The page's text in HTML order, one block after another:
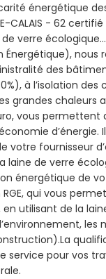
énergétique
- 62 certifié
verre
Énergétique), nous
des
à l’isolation des
grandes chaleurs
vous
d’énergie.
votre fournisseur
de verre
énergétique de
qui vous
en utilisant de la
les
service pour vos